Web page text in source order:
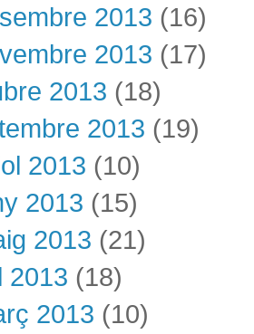
2013 (16)
2013 (17)
2013 (18)
2013 (19)
2013 (10)
2013 (15)
2013 (21)
2013 (18)
2013 (10)